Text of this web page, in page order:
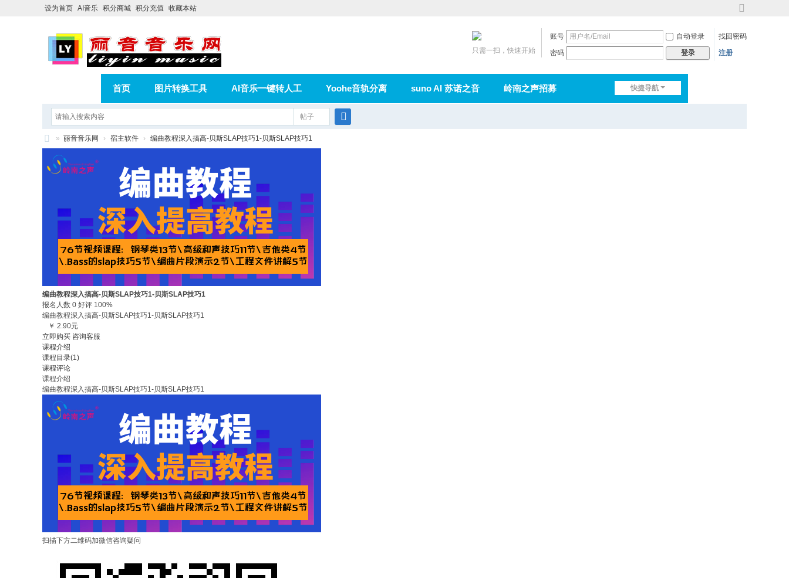
设为首页 AI音乐 积分商城 积分充值 收藏本站
到
账号 自动登录
找回密码
密码
登录 注册
只需一扫，快速开始
快捷导航
首页 图片转换工具 AI音乐一键转人工 Yoohe音轨分离 suno AI 苏诺之音 岭南之声招募
在线论坛
相册 分享 记录
帖子
» 丽音音乐网 › 宿主软件 › 编曲教程深入搞高-贝斯SLAP技巧1-贝斯SLAP技巧1
编曲教程深入搞高-贝斯SLAP技巧1-贝斯SLAP技巧1
报名人数 0 好评 100%
编曲教程深入搞高-贝斯SLAP技巧1-贝斯SLAP技巧1
￥ 2.90元
立即购买 咨询客服
课程介绍
课程目录(1)
课程评论
课程介绍
编曲教程深入搞高-贝斯SLAP技巧1-贝斯SLAP技巧1
扫描下方二维码加微信咨询疑问